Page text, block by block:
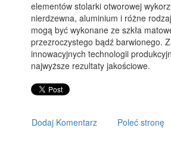
elementów stolarki otworowej
nierdzewna, aluminium i różne
mogą być wykonane ze szkła
przezroczystego bądź barwionego.
innowacyjnych technologii
najwyższe rezultaty jakościowe.
Dodaj Komentarz Poleć stronę